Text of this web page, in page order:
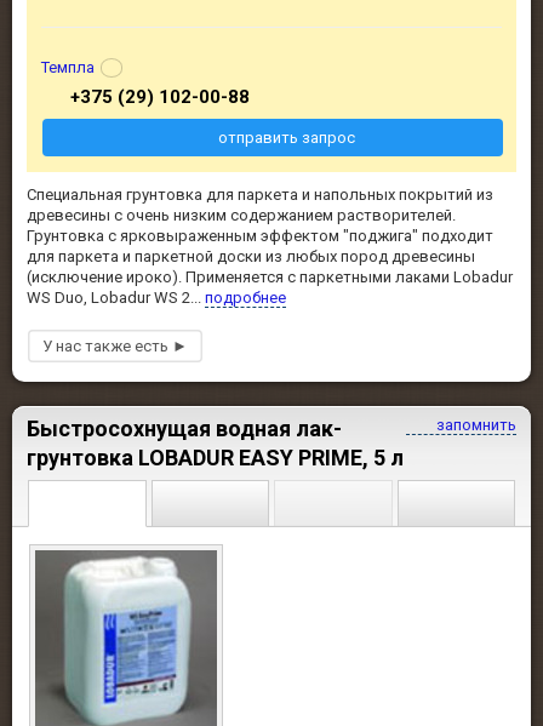
Специальная грунтовка для паркета и напольных покрытий из
древесины с очень низким содержанием растворителей.
Грунтовка с ярковыраженным эффектом "поджига" подходит
для паркета и паркетной доски из любых пород древесины
(исключение ироко). Применяется с паркетными лаками Lobadur
WS Duo, Lobadur WS 2... подробнее
Темпла
+375 (29) 102-00-88
отправить запрос
запомнить
Быстросохнущая водная лак-
грунтовка LOBADUR EASY PRIME, 5 л